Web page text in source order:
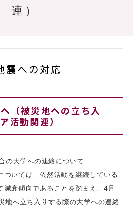
連）
震への対応
（被災地への立ち入
活動関連）
の大学への連絡について
いては、依然活動を継続している
減衰傾向であることを踏まえ、4月
地へ立ち入りする際の大学への連絡